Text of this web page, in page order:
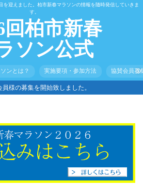
を迎えました。柏市新春マラソンの情報を随時発信していきま
す。
回柏市新春
ソン公式
ンとは？ 実施要項・参加方法 協賛会員募
員様の募集を開始致しました。